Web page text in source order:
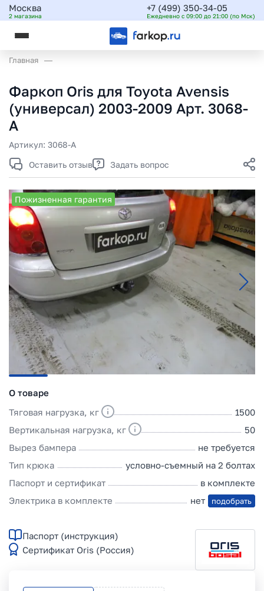
Москва
2 магазина
+7 (499) 350-34-05
Ежедневно с 09:00 до 21:00 (по Мск)
Главная
Фаркоп Oris для Toyota Avensis
(универсал) 2003-2009 Арт. 3068-
A
Артикул: 3068-A
Оставить отзыв
Задать вопрос
Пожизненная гарантия
О товаре
Тяговая нагрузка, кг
1500
Вертикальная нагрузка, кг
50
Вырез бампера
не требуется
Тип крюка
условно-съемный на 2 болтах
Паспорт и сертификат
в комплекте
Электрика в комплекте
нет подобрать
Паспорт (инструкция)
Сертификат Oris (Россия)